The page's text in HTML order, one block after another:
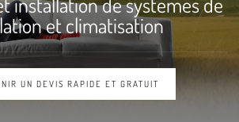
et climatisation
UN DEVIS RAPIDE ET GRATUIT